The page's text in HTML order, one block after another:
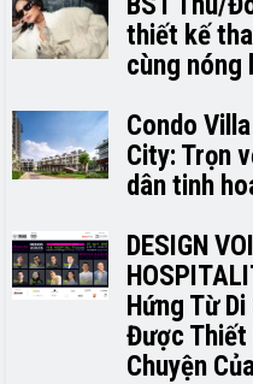
thiết kế
cùng nóng
Condo
City: Trọn
dân tinh
DESIGN
Hứng Từ
Được Thiết
Chuyện